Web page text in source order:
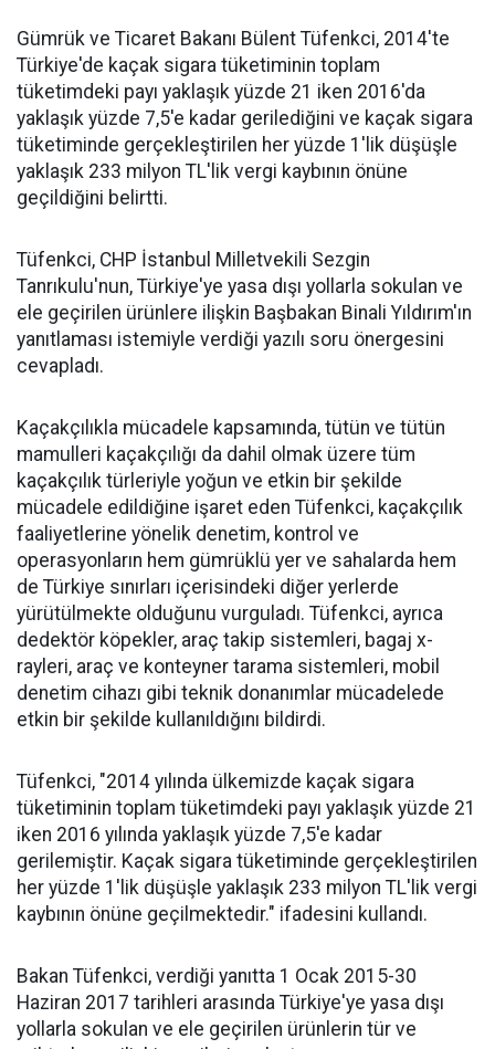
Gümrük ve Ticaret Bakanı Bülent Tüfenkci, 2014'te
Türkiye'de kaçak sigara tüketiminin toplam
tüketimdeki payı yaklaşık yüzde 21 iken 2016'da
yaklaşık yüzde 7,5'e kadar gerilediğini ve kaçak sigara
tüketiminde gerçekleştirilen her yüzde 1'lik düşüşle
yaklaşık 233 milyon TL'lik vergi kaybının önüne
geçildiğini belirtti.
Tüfenkci, CHP İstanbul Milletvekili Sezgin
Tanrıkulu'nun, Türkiye'ye yasa dışı yollarla sokulan ve
ele geçirilen ürünlere ilişkin Başbakan Binali Yıldırım'ın
yanıtlaması istemiyle verdiği yazılı soru önergesini
cevapladı.
Kaçakçılıkla mücadele kapsamında, tütün ve tütün
mamulleri kaçakçılığı da dahil olmak üzere tüm
kaçakçılık türleriyle yoğun ve etkin bir şekilde
mücadele edildiğine işaret eden Tüfenkci, kaçakçılık
faaliyetlerine yönelik denetim, kontrol ve
operasyonların hem gümrüklü yer ve sahalarda hem
de Türkiye sınırları içerisindeki diğer yerlerde
yürütülmekte olduğunu vurguladı. Tüfenkci, ayrıca
dedektör köpekler, araç takip sistemleri, bagaj x-
rayleri, araç ve konteyner tarama sistemleri, mobil
denetim cihazı gibi teknik donanımlar mücadelede
etkin bir şekilde kullanıldığını bildirdi.
Tüfenkci, "2014 yılında ülkemizde kaçak sigara
tüketiminin toplam tüketimdeki payı yaklaşık yüzde 21
iken 2016 yılında yaklaşık yüzde 7,5'e kadar
gerilemiştir. Kaçak sigara tüketiminde gerçekleştirilen
her yüzde 1'lik düşüşle yaklaşık 233 milyon TL'lik vergi
kaybının önüne geçilmektedir." ifadesini kullandı.
Bakan Tüfenkci, verdiği yanıtta 1 Ocak 2015-30
Haziran 2017 tarihleri arasında Türkiye'ye yasa dışı
yollarla sokulan ve ele geçirilen ürünlerin tür ve